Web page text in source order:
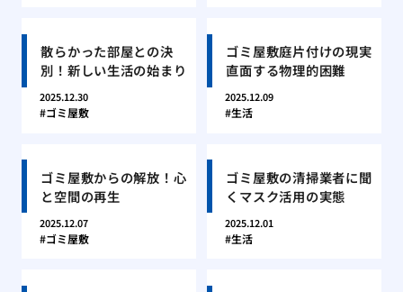
散らかった部屋との決
別！新しい生活の始まり
2025.12.30
ゴミ屋敷
ゴミ屋敷庭片付けの現実
直面する物理的困難
2025.12.09
生活
ゴミ屋敷からの解放！心
と空間の再生
2025.12.07
ゴミ屋敷
ゴミ屋敷の清掃業者に聞
くマスク活用の実態
2025.12.01
生活